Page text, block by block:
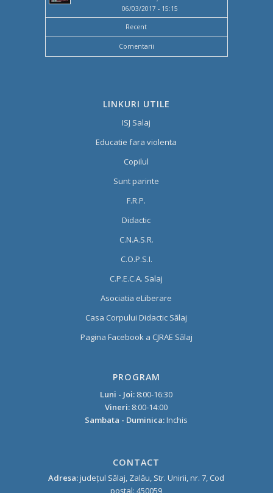
06/03/2017 - 15:15
Recent
Comentarii
LINKURI UTILE
ISJ Salaj
Educatie fara violenta
Copilul
Sunt parinte
F.R.P.
Didactic
C.N.A.S.R.
C.O.P.S.I.
C.P.E.C.A. Salaj
Asociatia eLiberare
Casa Corpului Didactic Sălaj
Pagina Facebook a CJRAE Sălaj
PROGRAM
Luni - Joi: 8:00-16:30
Vineri: 8:00-14:00
Sambata - Duminica:Inchis
CONTACT
Adresa:judeţul Sălaj, Zalău, Str. Unirii, nr. 7, Cod
poştal: 450059